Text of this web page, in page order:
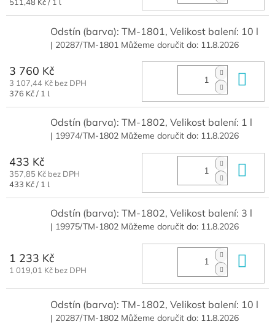
511,48 Kč / 1 l
Odstín (barva): TM-1801, Velikost balení: 10 l
| 20287/TM-1801 Můžeme doručit do: 11.8.2026
3 760 Kč
3 107,44 Kč bez DPH
Měrná
376 Kč / 1 l
Odstín (barva): TM-1802, Velikost balení: 1 l
| 19974/TM-1802 Můžeme doručit do: 11.8.2026
433 Kč
357,85 Kč bez DPH
Měrná
433 Kč / 1 l
Odstín (barva): TM-1802, Velikost balení: 3 l
| 19975/TM-1802 Můžeme doručit do: 11.8.2026
1 233 Kč
1 019,01 Kč bez DPH
Odstín (barva): TM-1802, Velikost balení: 10 l
| 20287/TM-1802 Můžeme doručit do: 11.8.2026